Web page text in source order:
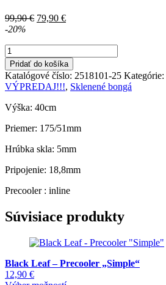
99,90€ Pôvodná
79,90 €Aktuálna
-20%
množstvo
BL
Nautilus
Deluxe
Bongo
biele
Pridať do košíka
Katalógové číslo: 2518101-25 Kategórie:
VÝPREDAJ!!!, Sklenené bongá
Výška: 40cm
Priemer: 175/51mm
Hrúbka skla: 5mm
Pripojenie: 18,8mm
Precooler : inline
Súvisiace produkty
Black Leaf – Precooler „Simple“
12,90 €